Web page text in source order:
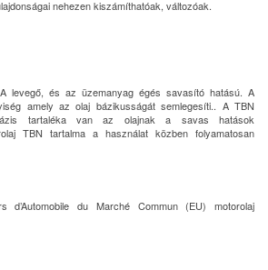
nehezen kiszámíthatóak, változóak.
levegő, és az üzemanyag égés savasító hatású. A
amely az olaj bázikusságát semlegesíti.. A TBN
tartaléka van az olajnak a savas hatások
TBN tartalma a használat közben folyamatosan
d’Automobile du Marché Commun (EU) motorolaj